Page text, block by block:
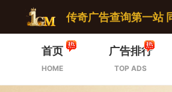
传奇广告查询第一站
首页
HOME
广告排行
TOP ADS